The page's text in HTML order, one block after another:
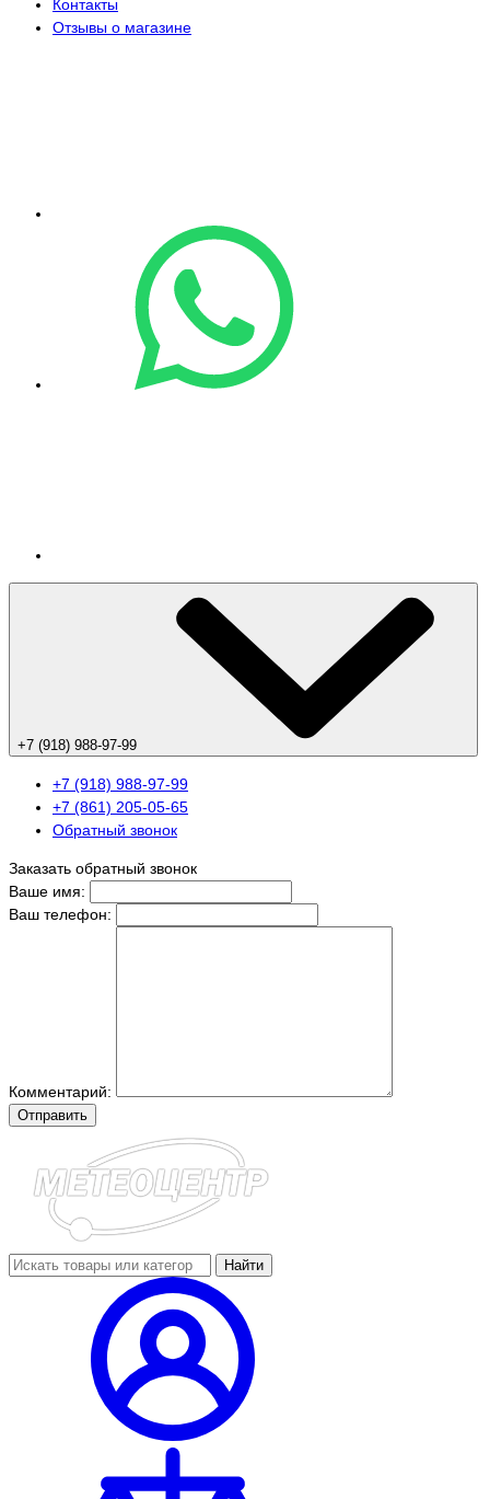
Контакты
Отзывы о магазине
+7 (918) 988-97-99
+7 (918) 988-97-99
+7 (861) 205-05-65
Обратный звонок
Заказать обратный звонок
Ваше имя:
Ваш телефон:
Комментарий:
Отправить
Найти